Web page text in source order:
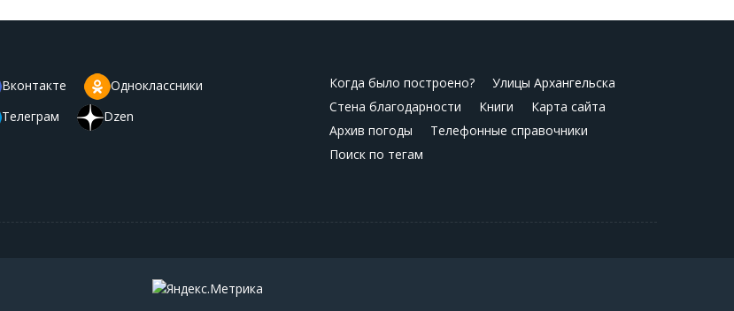
Вконтакте
Одноклассники
Телеграм
Dzen
Когда было построено?
Улицы Архангельска
Стена благодарности
Книги
Карта сайта
Архив погоды
Телефонные справочники
Поиск по тегам